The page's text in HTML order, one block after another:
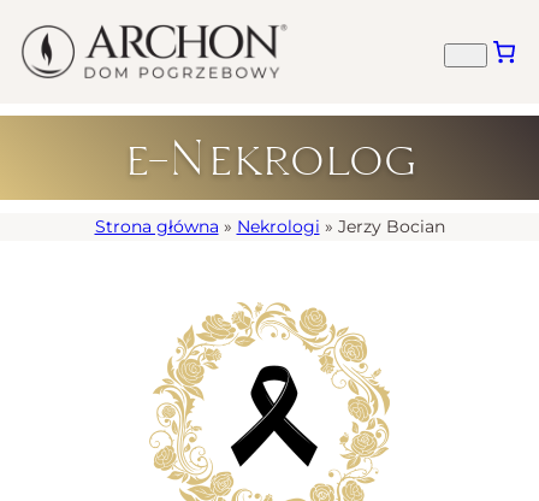
e-Nekrolog
Strona główna » Nekrologi » Jerzy Bocian